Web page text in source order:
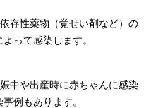
存性薬物（覚せい剤など）の
って感染します。
中や出産時に赤ちゃんに感染
例もあります。